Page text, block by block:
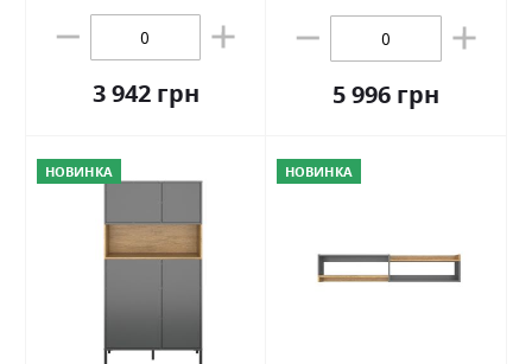
3 942 грн 5 996 грн
НОВИНКА НОВИНКА